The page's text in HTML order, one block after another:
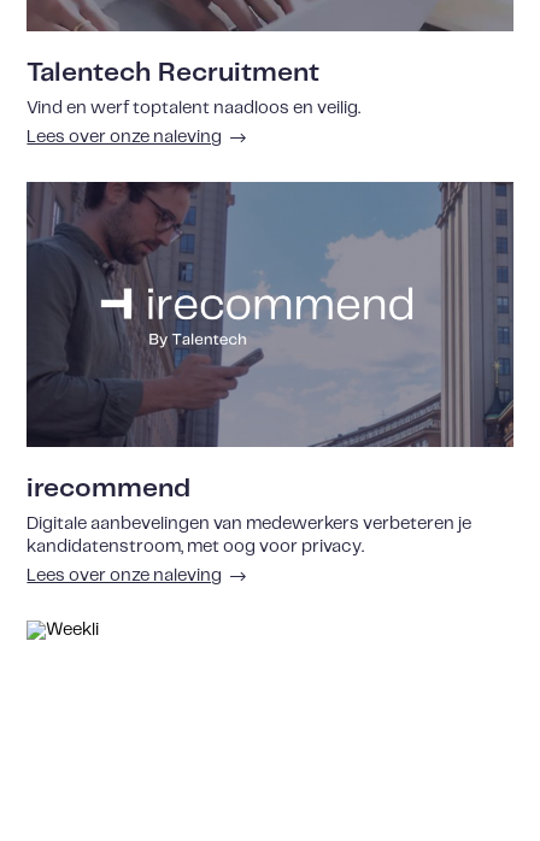
Talentech Recruitment
Vind en werf toptalent naadloos en veilig.
Lees over onze naleving
irecommend
Digitale aanbevelingen van medewerkers verbeteren je
kandidatenstroom, met oog voor privacy.
Lees over onze naleving